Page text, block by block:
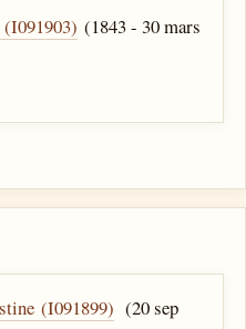
(1843 - 30 mars
(I091899) (20 sep